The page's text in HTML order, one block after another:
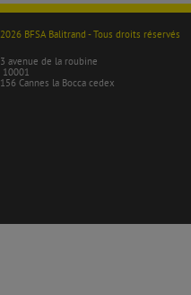
BFSA Balitrand - Tous droits réservés
avenue de la roubine
10001
Cannes la Bocca cedex